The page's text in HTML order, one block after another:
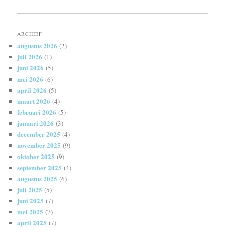
ARCHIEF
augustus 2026 (2)
juli 2026 (1)
juni 2026 (5)
mei 2026 (6)
april 2026 (5)
maart 2026 (4)
februari 2026 (5)
januari 2026 (3)
december 2025 (4)
november 2025 (9)
oktober 2025 (9)
september 2025 (4)
augustus 2025 (6)
juli 2025 (5)
juni 2025 (7)
mei 2025 (7)
april 2025 (7)